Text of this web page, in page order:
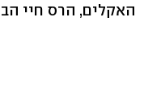
האקלים, הרס חיי